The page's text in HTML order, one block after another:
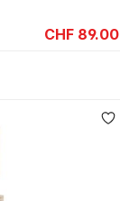
CHF 89.00